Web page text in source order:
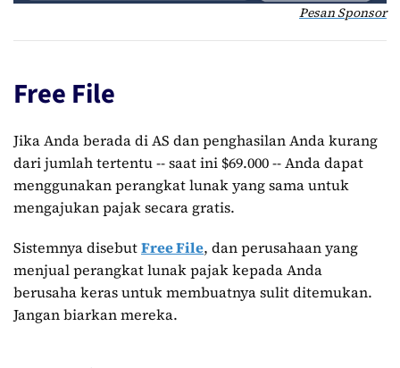
Pesan Sponsor
Free File
Jika Anda berada di AS dan penghasilan Anda kurang
dari jumlah tertentu -- saat ini $69.000 -- Anda dapat
menggunakan perangkat lunak yang sama untuk
mengajukan pajak secara gratis.
Sistemnya disebutFree File, dan perusahaan yang
menjual perangkat lunak pajak kepada Anda
berusaha keras untuk membuatnya sulit ditemukan.
Jangan biarkan mereka.